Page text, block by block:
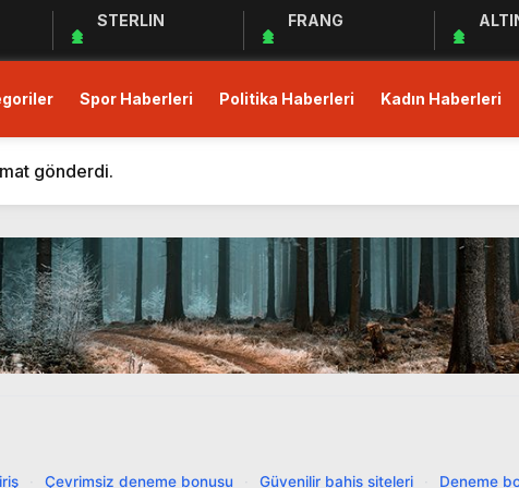
STERLIN FRANG
Spor Haberleri Politika Haberleri Kadın Haberleri
Eden Bergüzar Korel, Dayanışmanın Önemine Vurgu Yaptı!
kısıtlı!
gönderdi.
Deprem Bölgesindeki Yardım Çalışmalarına Devam
Devam Ediyor
Birliği Sağlanamadı, Piyasalar Tedirgin
Yağış, Trafiği Durma Noktasına Getirdi
Açık Mikrofon’a Konuk Olacak
Öncesi Erişimi Engelledi
Çevrimsiz deneme bonusu Güvenilir bahis siteleri Deneme